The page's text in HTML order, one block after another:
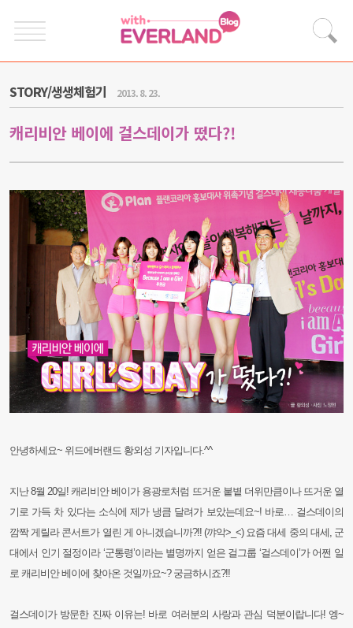
STORY/생생체험기 2013. 8. 23.
캐리비안 베이에 걸스데이가 떴다?!
안녕하세요~ 위드에버랜드 황외성 기자입니다.^^
지난 8월 20일! 캐리비안 베이가 용광로처럼 뜨거운 붙볕 더위만큼이나 뜨거운 열
기로 가득 차 있다는 소식에 제가 냉큼 달려가 보았는데요~! 바로… 걸스데이의
깜짝 게릴라 콘서트가 열린 게 아니겠습니까?!! (꺄악>_<) 요즘 대세 중의 대세, 군
대에서 인기 절정이라 ‘군통령’이라는 별명까지 얻은 걸그룹 ‘걸스데이’가 어쩐 일
로 캐리비안 베이에 찾아온 것일까요~? 궁금하시죠?!!
걸스데이가 방문한 진짜 이유는! 바로 여러분의 사랑과 관심 덕분이랍니다! 엥~